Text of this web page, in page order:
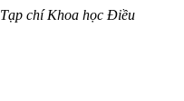
Tạp chí Khoa học Điều